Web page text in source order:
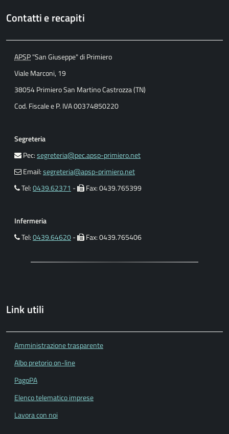
Contatti e recapiti
APSP"San Giuseppe" di Primiero
Viale Marconi, 19
38054 Primiero San Martino Castrozza (TN)
Cod. Fiscale e P. IVA 00374850220
Segreteria
Pec:segreteria@pec.apsp-primiero.net
Email:segreteria@apsp-primiero.net
Tel:0439.62371 - Fax: 0439.765399
Infermeria
Tel:0439.64620- Fax: 0439.765406
Link utili
Amministrazione trasparente
Albo pretorio on-line
PagoPA
Elenco telematico imprese
Lavora con noi